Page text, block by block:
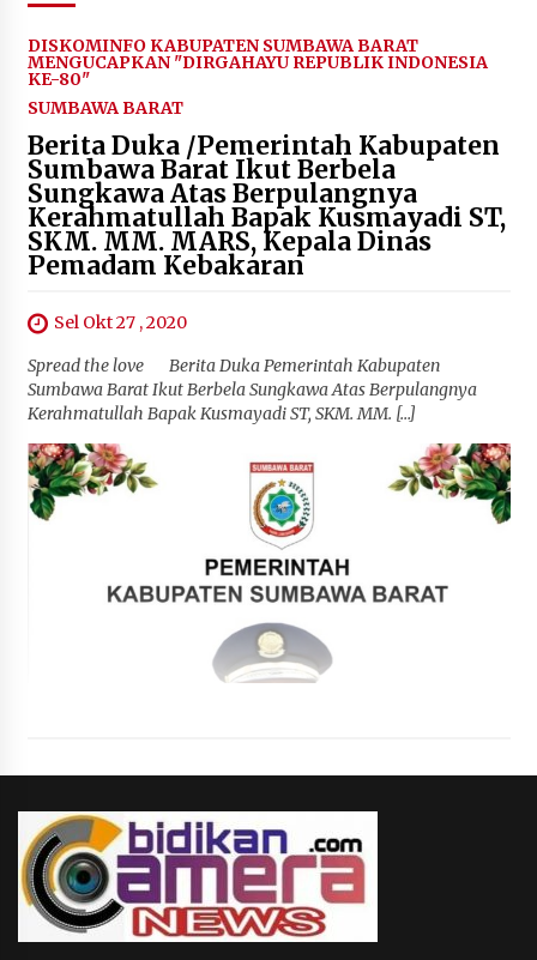
Sumbawa Berupaya Wujudkan Pelayanan
Kepolisian yang Profesional
4 minggu ago
Capaian Program Pemerintah Kabupaten
Sumbawa Terus Dirasakan Masyarakat
4 minggu ago
DISKOMINFO KABUPATEN SUMBAWA BARAT
MENGUCAPKAN "DIRGAHAYU REPUBLIK INDONESIA
KE-80"
SUMBAWA BARAT
Berita Duka /Pemerintah Kabupaten
Sumbawa Barat Ikut Berbela
Sungkawa Atas Berpulangnya
Kerahmatullah Bapak Kusmayadi ST,
SKM. MM. MARS, Kepala Dinas
Pemadam Kebakaran
Sel Okt 27 , 2020
Spread the love Berita Duka Pemerintah Kabupaten
Sumbawa Barat Ikut Berbela Sungkawa Atas Berpulangnya
Kerahmatullah Bapak Kusmayadi ST, SKM. MM. […]